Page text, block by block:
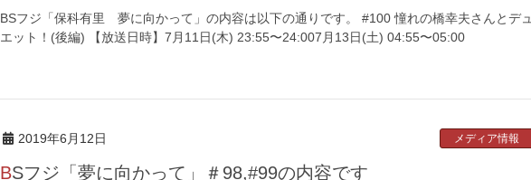
BSフジ「保科有里 夢に向かって」の内容は以下の通りです。 #100 憧れの橋幸夫さんとデュ
エット！(後編) 【放送日時】7月11日(木) 23:55〜24:007月13日(土) 04:55〜05:00
2019年6月12日 メディア情報
BSフジ「夢に向かって」＃98,#99の内容です